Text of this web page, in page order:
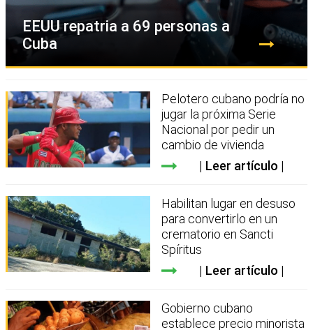
EEUU repatria a 69 personas a
Cuba
Pelotero cubano podría no
jugar la próxima Serie
Nacional por pedir un
cambio de vivienda
Leer artículo
Habilitan lugar en desuso
para convertirlo en un
crematorio en Sancti
Spíritus
Leer artículo
Gobierno cubano
establece precio minorista